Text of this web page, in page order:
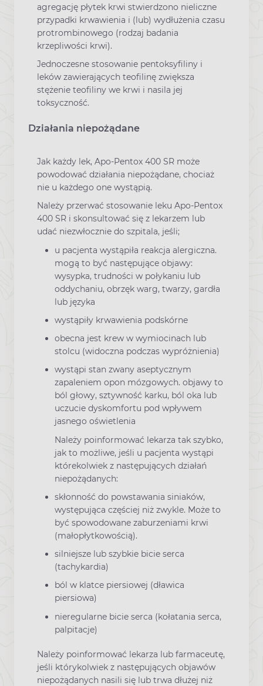
agregację płytek krwi stwierdzono nieliczne
przypadki krwawienia i (lub) wydłużenia czasu
protrombinowego (rodzaj badania
krzepliwości krwi).
Jednoczesne stosowanie pentoksyfiliny i
leków zawierających teofilinę zwiększa
stężenie teofiliny we krwi i nasila jej
toksyczność.
Działania niepożądane
Jak każdy lek, Apo-Pentox 400 SR może
powodować działania niepożądane, chociaż
nie u każdego one wystąpią.
Należy przerwać stosowanie leku Apo-Pentox
400 SR i skonsultować się z lekarzem lub
udać niezwłocznie do szpitala, jeśli;
u pacjenta wystąpiła reakcja alergiczna.
mogą to być następujące objawy:
wysypka, trudności w połykaniu lub
oddychaniu, obrzęk warg, twarzy, gardła
lub języka
wystąpiły krwawienia podskórne
obecna jest krew w wymiocinach lub
stolcu (widoczna podczas wypróżnienia)
wystąpi stan zwany aseptycznym
zapaleniem opon mózgowych. objawy to
ból głowy, sztywność karku, ból oka lub
uczucie dyskomfortu pod wpływem
jasnego oświetlenia
Należy poinformować lekarza tak szybko,
jak to możliwe, jeśli u pacjenta wystąpi
którekolwiek z następujących działań
niepożądanych:
skłonność do powstawania siniaków,
występująca częściej niż zwykle. Może to
być spowodowane zaburzeniami krwi
(małopłytkowością).
silniejsze lub szybkie bicie serca
(tachykardia)
ból w klatce piersiowej (dławica
piersiowa)
nieregularne bicie serca (kołatania serca,
palpitacje)
Należy poinformować lekarza lub farmaceutę,
jeśli którykolwiek z następujących objawów
niepożądanych nasili się lub trwa dłużej niż